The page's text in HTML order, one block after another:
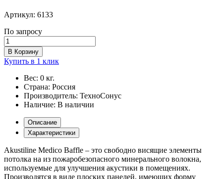
Артикул: 6133
По запросу
В Корзину
Купить в 1 клик
Вес: 0 кг.
Страна: Россия
Производитель: ТехноСонус
Наличие: В наличии
Описание
Характеристики
Akustiline Medico Baffle – это свободно висящие элементы
потолка на из пожаробезопасного минерального волокна,
используемые для улучшения акустики в помещениях.
Производятся в виде плоских панелей, имеющих форму